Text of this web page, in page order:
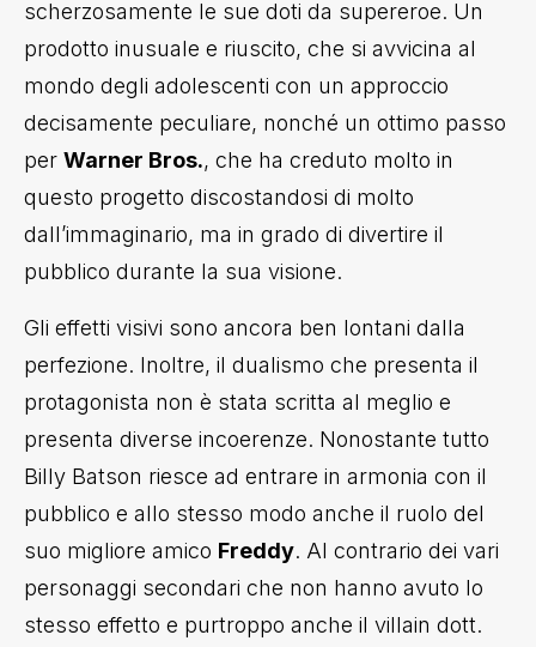
scherzosamente le sue doti da supereroe. Un
prodotto inusuale e riuscito, che si avvicina al
mondo degli adolescenti con un approccio
decisamente peculiare, nonché un ottimo passo
per Warner Bros., che ha creduto molto in
questo progetto discostandosi di molto
dall’immaginario, ma in grado di divertire il
pubblico durante la sua visione.
Gli effetti visivi sono ancora ben lontani dalla
perfezione. Inoltre, il dualismo che presenta il
protagonista non è stata scritta al meglio e
presenta diverse incoerenze. Nonostante tutto
Billy Batson riesce ad entrare in armonia con il
pubblico e allo stesso modo anche il ruolo del
suo migliore amico Freddy. Al contrario dei vari
personaggi secondari che non hanno avuto lo
stesso effetto e purtroppo anche il villain dott.